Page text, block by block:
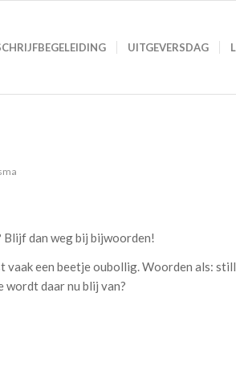
UITGEVERSDAG
dan weg bij bijwoorden!
vaak een beetje oubollig. Woorden als:
daar nu blij van?